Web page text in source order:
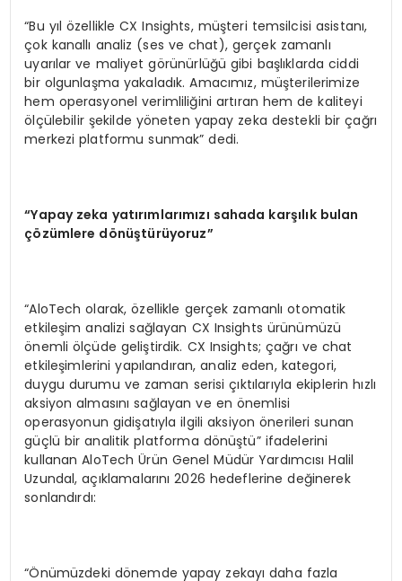
“Bu yıl özellikle CX Insights, müşteri temsilcisi asistanı,
çok kanallı analiz (ses ve chat), gerçek zamanlı
uyarılar ve maliyet görünürlüğü gibi başlıklarda ciddi
bir olgunlaşma yakaladık. Amacımız, müşterilerimize
hem operasyonel verimliliğini artıran hem de kaliteyi
ölçülebilir şekilde yöneten yapay zeka destekli bir çağrı
merkezi platformu sunmak” dedi.
“Yapay zeka yatırımlarımızı sahada karşılık bulan
çözümlere dönüştürüyoruz”
“AloTech olarak, özellikle gerçek zamanlı otomatik
etkileşim analizi sağlayan CX Insights ürünümüzü
önemli ölçüde geliştirdik. CX Insights; çağrı ve chat
etkileşimlerini yapılandıran, analiz eden, kategori,
duygu durumu ve zaman serisi çıktılarıyla ekiplerin hızlı
aksiyon almasını sağlayan ve en önemlisi
operasyonun gidişatıyla ilgili aksiyon önerileri sunan
güçlü bir analitik platforma dönüştü” ifadelerini
kullanan AloTech Ürün Genel Müdür Yardımcısı Halil
Uzundal, açıklamalarını 2026 hedeflerine değinerek
sonlandırdı:
“Önümüzdeki dönemde yapay zekayı daha fazla